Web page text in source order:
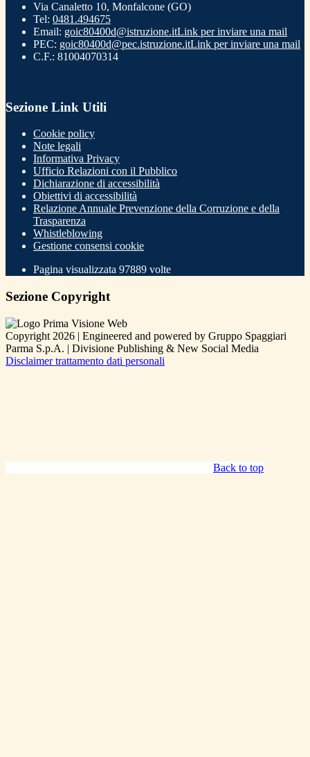
Via Canaletto 10, Monfalcone (GO)
Tel: 0481.494675
Email: goic80400d@istruzione.itLink per inviare una mail
PEC: goic80400d@pec.istruzione.itLink per inviare una mail
C.F.: 81004070314
Sezione Link Utili
Cookie policy
Note legali
Informativa Privacy
Ufficio Relazioni con il Pubblico
Dichiarazione di accessibilità
Obiettivi di accessibilità
Relazione Annuale Prevenzione della Corruzione e della
Trasparenza
Whistleblowing
Gestione consensi cookie
Pagina visualizzata 97889 volte
Sezione Copyright
Copyright 2026 | Engineered and powered by Gruppo Spaggiari
Parma S.p.A. | Divisione Publishing & New Social Media
Disclaimer trattamento dati personali
Back to top